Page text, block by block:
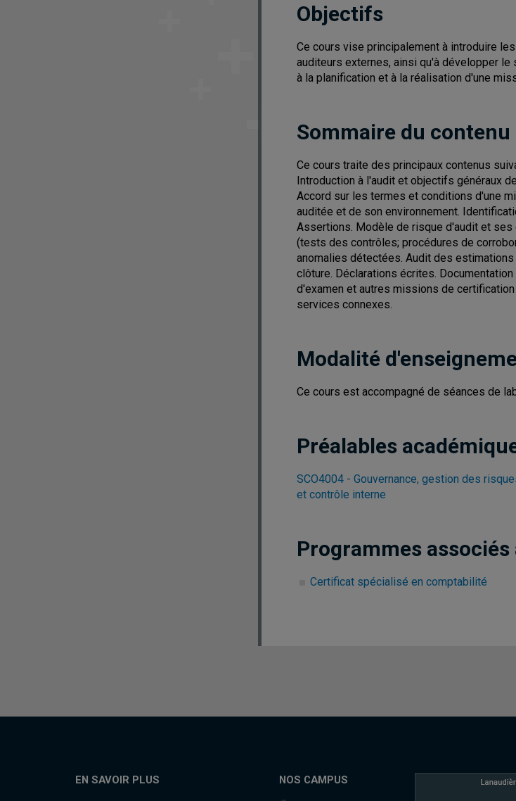
Objectifs
Ce cours vise principalement à introduire
auditeurs externes, ainsi qu'à développer
à la planification et à la réalisation d'une
Sommaire du contenu
Ce cours traite des principaux contenus
Introduction à l'audit et objectifs généraux
Accord sur les termes et conditions d'une
auditée et de son environnement.
Assertions. Modèle de risque d'audit et
(tests des contrôles; procédures de
anomalies détectées. Audit des
clôture. Déclarations écrites.
d'examen et autres missions de
services connexes.
Modalité
Ce cours est accompagné de séances de
Préalables
SCO4004 - Gouvernance, gestion des
et contrôle interne
Programmes associés
Certificat spécialisé en comptabilité
EN SAVOIR PLUS NOS CAMPUS